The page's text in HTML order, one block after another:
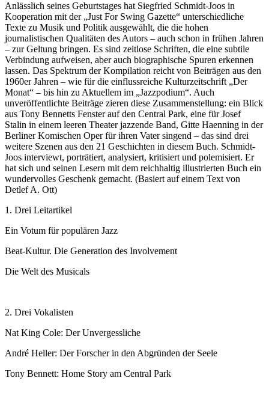
Anlässlich seines Geburtstages hat Siegfried Schmidt-Joos in
Kooperation mit der „Just For Swing Gazette“ unterschiedliche
Texte zu Musik und Politik ausgewählt, die die hohen
journalistischen Qualitäten des Autors – auch schon in frühen Jahren
– zur Geltung bringen. Es sind zeitlose Schriften, die eine subtile
Verbindung aufweisen, aber auch biographische Spuren erkennen
lassen. Das Spektrum der Kompilation reicht von Beiträgen aus den
1960er Jahren – wie für die einflussreiche Kulturzeitschrift „Der
Monat“ – bis hin zu Aktuellem im „Jazzpodium“. Auch
unveröffentlichte Beiträge zieren diese Zusammenstellung: ein Blick
aus Tony Bennetts Fenster auf den Central Park, eine für Josef
Stalin in einem leeren Theater jazzende Band, Gitte Haenning in der
Berliner Komischen Oper für ihren Vater singend – das sind drei
weitere Szenen aus den 21 Geschichten in diesem Buch. Schmidt-
Joos interviewt, porträtiert, analysiert, kritisiert und polemisiert. Er
hat sich und seinen Lesern mit dem reichhaltig illustrierten Buch ein
wundervolles Geschenk gemacht. (Basiert auf einem Text von
Detlef A. Ott)
1. Drei Leitartikel
Ein Votum für populären Jazz
Beat-Kultur. Die Generation des Involvement
Die Welt des Musicals
2. Drei Vokalisten
Nat King Cole: Der Unvergessliche
André Heller: Der Forscher in den Abgründen der Seele
Tony Bennett: Home Story am Central Park